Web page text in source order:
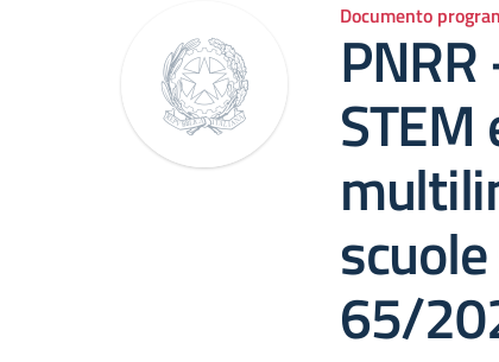
Documento
STEM
65/